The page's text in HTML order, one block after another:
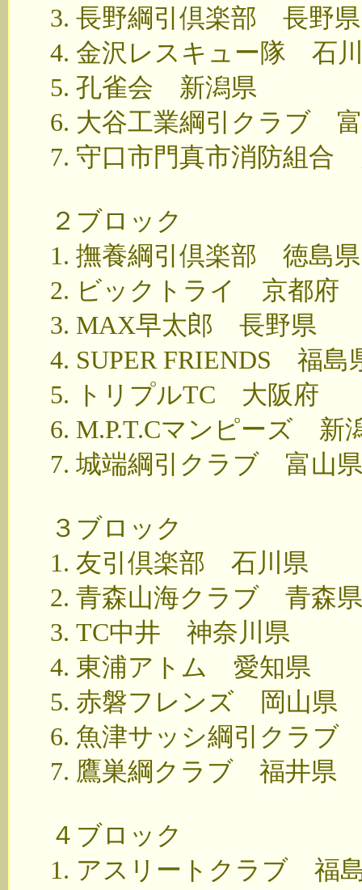
3. 長野綱引倶楽部 長野県
4. 金沢レスキュー隊 石
5. 孔雀会 新潟県
6. 大谷工業綱引クラブ
7. 守口市門真市消防組合
２ブロック
1. 撫養綱引倶楽部 徳島県
2. ビックトライ 京都府
3. MAX早太郎 長野県
4. SUPER FRIENDS 福島
5. トリプルTC 大阪府
6. M.P.T.Cマンピーズ 新
7. 城端綱引クラブ 富山県
３ブロック
1. 友引倶楽部 石川県
2. 青森山海クラブ 青森県
3. TC中井 神奈川県
4. 東浦アトム 愛知県
5. 赤磐フレンズ 岡山県
6. 魚津サッシ綱引クラブ
7. 鷹巣綱クラブ 福井県
４ブロック
1. アスリートクラブ 福